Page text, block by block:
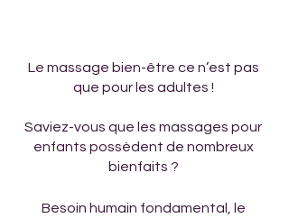
Le massage bien-être ce n’est pas
que pour les adultes !
Saviez-vous que les massages pour
enfants possèdent de nombreux
bienfaits ?
Besoin humain fondamental, le